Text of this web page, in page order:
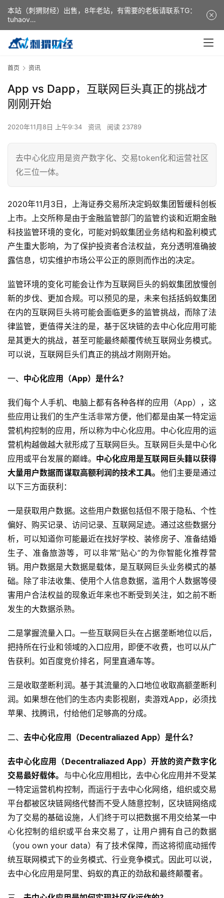
首页 资讯
App vs Dapp，互联网巨头真正的挑战才
刚刚开始
2020年11月8日 上午9:34 资讯 阅读 23789
去中心化应用是资产数字化、交易token化和运营社区
化三位一体。
2020年11月3日，上海证券交易所决定蚂蚁集团暂缓科创板
上市。上交所称是由于金融监管部门的监管约谈和近期金融
科技监管环境的变化，可能对蚂蚁集团业务结构和盈利模式
产生重大影响，为了保护投资者合法权益，充分透明准确披
露信息，切实维护市场公平公正的原则而作出的决定。
监管环境的变化可能会让作为互联网巨头的蚂蚁集团放慢创
新的步伐、更加合规。可以预见的是，未来包括括蚂蚁集团
在内的互联网巨头将可能会面临更多的监管挑战，而除了法
律监管，更值得关注的是，基于区块链的去中心化应用可能
是其更大的挑战，甚至可能最终颠覆传统互联网业务模式。
可以说，互联网巨头们真正的挑战才刚刚开始。
一、 中心化应用（App）是什么？
我们每个人手机、电脑上都有各种各样的应用（App），这
些应用让我们的生产生活非常方便，他们都是由某一特定运
营机构控制的应用，所以称为中心化应用。中心化应用的运
营机构越做越大就形成了互联网巨头。互联网巨头是中心化
应用或平台发展的巅峰。 中心化应用是互联网巨头籍以获得
大量用户数据而谋取高额利润的技术工具。 他们主要是通过
以下三方面获利：
一是获取用户数据。这些用户数据包括但不限于隐私、个性
偏好、购买记录、访问记录、互联网足迹。通过这些数据分
析，可以知道你可能最近在找好学校、装修房子、准备结婚
生子、准备旅游等，可以非常“贴心”的为你智能化推荐营
销。用户数据是大数据是载体，是互联网巨头业务模式的基
础。除了非法收集、使用个人信息数据，滥用个人数据等侵
害用户合法权益的现象近年来也不断受到关注，如之前不断
发生的大数据杀熟。
二是掌握流量入口。一些互联网巨头在占据垄断地位以后，
把持所在行业和领域的入口应用，即便不收费，也可以从广
告获利。如百度竞价排名，阿里直通车等。
三是收取垄断利润。基于其流量的入口地位收取高额垄断利
润。如果想在他们的生态内卖影视剧，卖游戏App，必须找
苹果、找腾讯，付给他们足够高的分成。
二、 去中心化应用（Decentraliazed App）是什么？
去中心化应用（Decentraliazed App）开放的资产数字化
交易最好载体。 与中心化应用相比，去中心化应用并不受某
一特定运营机构控制，而运行于去中心化网络，组织或交易
平台都被区块链网络代替而不受人随意控制，区块链网络成
为了交易的基础设施，人们终于可以把数据不用交给某一中
心化控制的组织或平台来交易了，让用户拥有自己的数据
（you own your data）有了技术保障，而这将彻底动摇传
统互联网模式下的业务模式、行业竞争模式。因此可以说，
去中心化应用是阿里、蚂蚁的真正的劲敌和最终颠覆者。
本站（刺猬财经）出售，8年老站，有需要的老板请联系TG：
tuhaov
This website (ciweicaijing) is for sale. It is a 8-year-old
website. If you need it, please contact TG: tuhaov